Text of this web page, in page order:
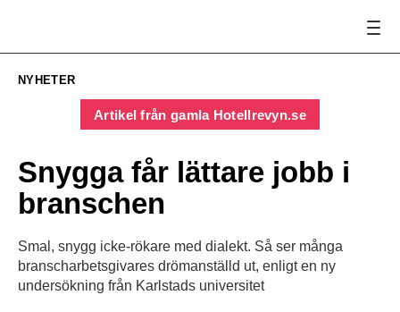
NYHETER
Artikel från gamla Hotellrevyn.se
Snygga får lättare jobb i
branschen
Smal, snygg icke-rökare med dialekt. Så ser många
branscharbetsgivares drömanställd ut, enligt en ny
undersökning från Karlstads universitet